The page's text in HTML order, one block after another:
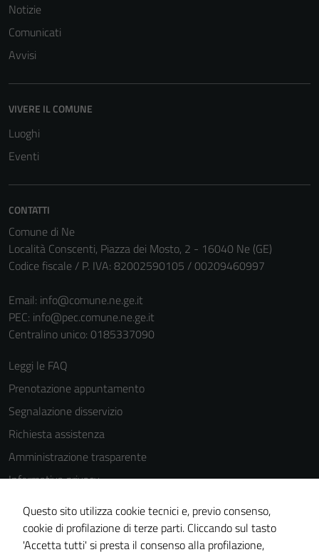
Notizie
Comunicati
Avvisi
VIVERE IL COMUNE
Luoghi
Eventi
CONTATTI
Comune di Ne
Località Conscenti, Piazza dei Mosto, 2 - 16040 Ne (GE)
Codice fiscale / P. IVA: 82002590105 / 00209460997
Email: info@comune.ne.ge.it
PEC: info@pec.comune.ne.ge.it
Centralino unico: 0185337090
Leggi le FAQ
Prenotazione appuntamento
Segnalazione disservizio
Richiesta assistenza
Amministrazione trasparente
Informativa privacy
Cookie Policy
Note legali
Dichiarazione di accessibilità
Questo sito utilizza cookie tecnici e, previo consenso,
cookie di profilazione di terze parti. Cliccando sul tasto
'Accetta tutti' si presta il consenso alla profilazione,
disabilitati.
non raccolgono
informazioni
personali.